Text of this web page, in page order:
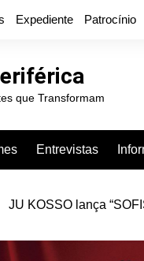
Expediente Patrocínio
que Transformam
Entrevistas
JU KOSSO lança
Projota relança a